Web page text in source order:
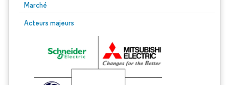
Marché
Acteurs majeurs